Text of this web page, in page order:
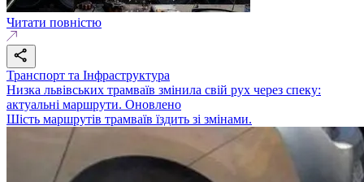
Читати повністю
Транспорт та Інфраструктура
Низка львівських трамваїв змінила свій рух через спеку:
актуальні маршрути. Оновлено
Шість маршрутів трамваїв їздить зі змінами.